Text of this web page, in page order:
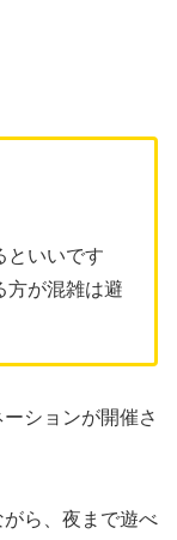
といいです
方が混雑は避
ションが開催さ
ら、夜まで遊べ